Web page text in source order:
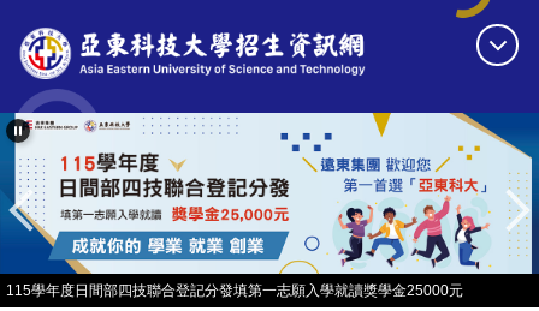
到
主
要
內
容
區
115學年度日間部四技聯合登記分發填第一志願入學就讀獎學金25000元